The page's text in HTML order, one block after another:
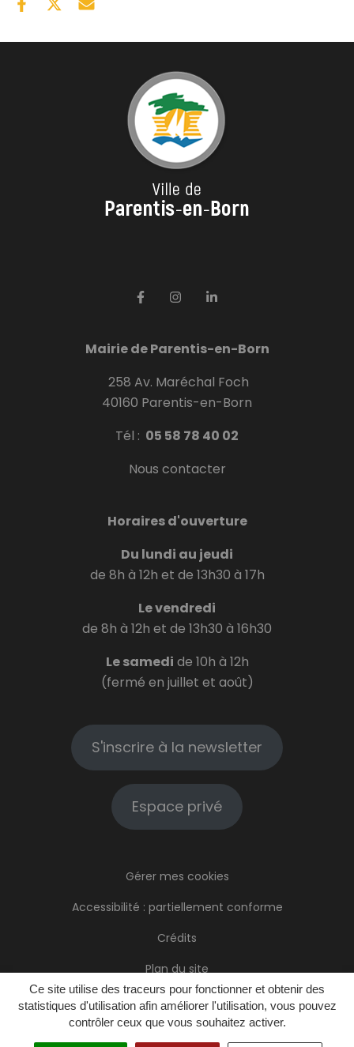
Ce site utilise des traceurs pour fonctionner et obtenir des
statistiques d'utilisation afin améliorer l'utilisation, vous pouvez
contrôler ceux que vous souhaitez activer.
Mairie de Parentis-en-Born
258 Av. Maréchal Foch
40160 Parentis-en-Born
Tél : 05 58 78 40 02
Nous contacter
Horaires d'ouverture
Du lundi au jeudi
de 8h à 12h et de 13h30 à 17h
Le vendredi
de 8h à 12h et de 13h30 à 16h30
Le samedi de 10h à 12h
(fermé en juillet et août)
S'inscrire à la newsletter
Espace privé
Gérer mes cookies
Accessibilité : partiellement conforme
Crédits
Plan du site
Mentions Légales
Politique de confidentialité